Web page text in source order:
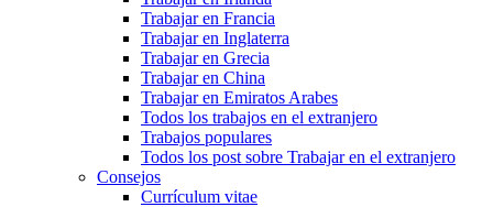
Trabajar en Francia
Trabajar en Inglaterra
Trabajar en Grecia
Trabajar en China
Trabajar en Emiratos Arabes
Todos los trabajos en el extranjero
Trabajos populares
Todos los post sobre Trabajar en el extranjero
Consejos
Currículum vitae